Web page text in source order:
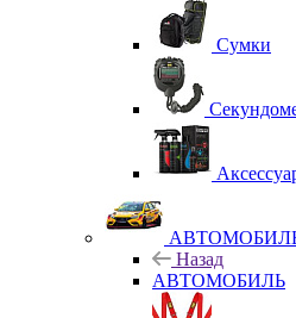
Сумки
Назад
АВТОМОБИЛЬ